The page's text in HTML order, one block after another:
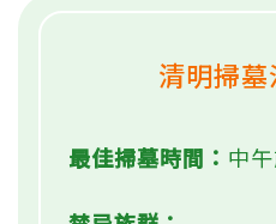
清明掃
最佳掃墓時間： 中